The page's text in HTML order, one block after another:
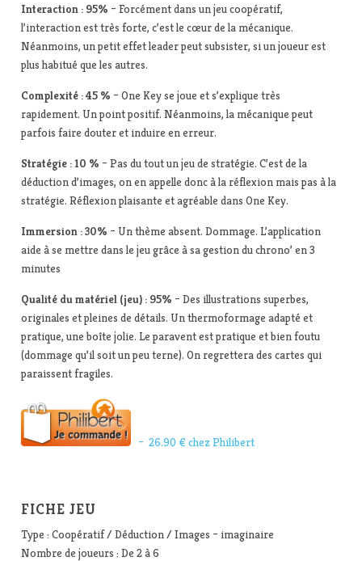
Interaction : 95% – Forcément dans un jeu coopératif,
l’interaction est très forte, c’est le cœur de la mécanique.
Néanmoins, un petit effet leader peut subsister, si un joueur est
plus habitué que les autres.
Complexité :45 % – One Key se joue et s’explique très
rapidement. Un point positif. Néanmoins, la mécanique peut
parfois faire douter et induire en erreur.
Stratégie : 10 % – Pas du tout un jeu de stratégie. C’est de la
déduction d’images, on en appelle donc à la réflexion mais pas à la
stratégie. Réflexion plaisante et agréable dans One Key.
Immersion : 30% – Un thème absent. Dommage. L’application
aide à se mettre dans le jeu grâce à sa gestion du chrono’ en 3
minutes
Qualité du matériel (jeu) : 95% – Des illustrations superbes,
originales et pleines de détails. Un thermoformage adapté et
pratique, une boîte jolie. Le paravent est pratique et bien foutu
(dommage qu’il soit un peu terne). On regrettera des cartes qui
paraissent fragiles.
– 26.90 € chez Philibert
FICHE JEU
Type : Coopératif / Déduction / Images – imaginaire
Nombre de joueurs : De 2 à 6